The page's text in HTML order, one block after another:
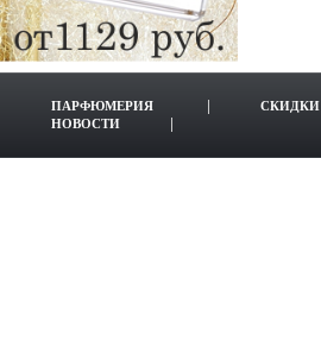
ПАРФЮМЕРИЯ СКИДКИ
НОВОСТИ